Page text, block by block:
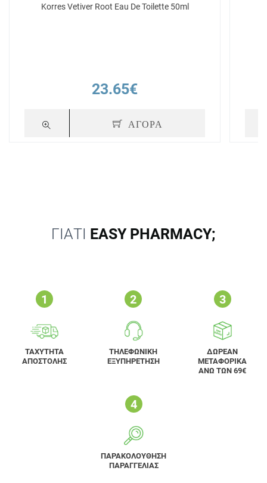
Korres Vetiver Root Eau De Toilette 50ml
23.65€
ΑΓΟΡΑ
ΓΙΑΤΙ EASY PHARMACY;
ΤΑΧΥΤΗΤΑ
ΑΠΟΣΤΟΛΗΣ
ΤΗΛΕΦΩΝΙΚΗ
ΕΞΥΠΗΡΕΤΗΣΗ
ΔΩΡΕΑΝ
ΜΕΤΑΦΟΡΙΚΑ
ΑΝΩ ΤΩΝ 69€
ΠΑΡΑΚΟΛΟΥΘΗΣΗ
ΠΑΡΑΓΓΕΛΙΑΣ